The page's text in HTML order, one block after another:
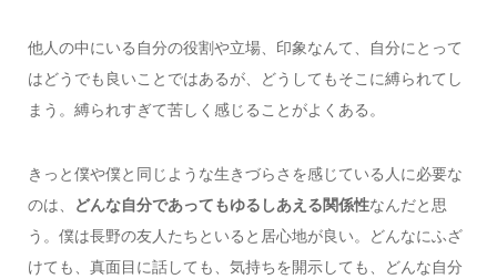
他人の中にいる自分の役割や立場、印象なんて、自分にとって
はどうでも良いことではあるが、どうしてもそこに縛られてし
まう。縛られすぎて苦しく感じることがよくある。
きっと僕や僕と同じような生きづらさを感じている人に必要な
のは、
どんな自分であってもゆるしあえる関係性なんだと思
う。僕は長野の友人たちといると居心地が良い。どんなにふざ
けても、真面目に話しても、気持ちを開示しても、どんな自分